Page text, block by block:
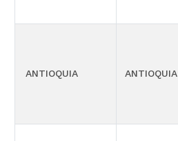
ANTIOQUIA ANTIOQUIA